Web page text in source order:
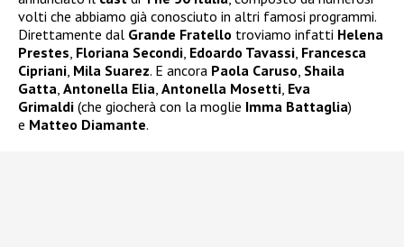
volti che abbiamo già conosciuto in altri famosi programmi.
Direttamente dal Grande Fratello troviamo infatti Helena
Prestes Floriana Secondi Edoardo Tavassi Francesca
Cipriani Mila Suarez. E ancora Paola Caruso Shaila
Gatta Antonella Elia Antonella Mosetti Eva
Grimaldi (che giocherà con la moglie Imma Battaglia)
e Matteo Diamante.